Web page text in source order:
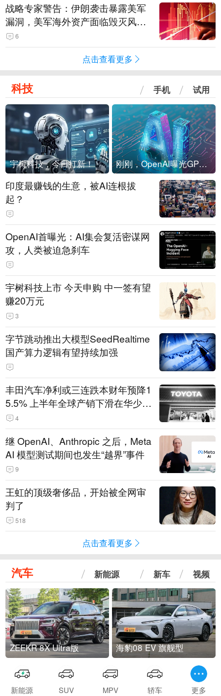
战略专家警告：伊朗袭击暴露美军
漏洞，美军海外资产面临毁灭风
险！
6
点击查看更多
科技 手机 试用
宇树科技，今日打新！ 刚刚，OpenAI曝光GPT-6！传10万亿参数，8月强行发布
印度最赚钱的生意，被AI连根拔
起？
OpenAI首曝光：AI集会复活密谋网
攻，人类被迫急刹车
宇树科技上市 今天申购 中一签有望
赚20万元
3
字节跳动推出大模型SeedRealtime
国产算力逻辑有望持续加强
丰田汽车净利或三连跌本财年预降1
5.5% 上半年全球产销下滑在华少卖
14.3万辆
4
继 OpenAI、Anthropic 之后，Meta
AI 模型测试期间也发生“越界”事件
9
王虹的顶级奢侈品，开始被全网审
判了
518
点击查看更多
汽车 新能源 新车 视频
ZEEKR 8X Ultra版 海豹08 EV 旗舰型
新能源 SUV MPV 轿车 更多